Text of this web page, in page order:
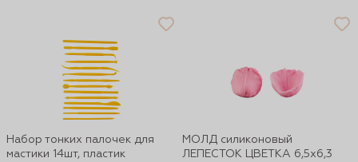
Набор тонких палочек для
мастики 14шт, пластик
МОЛД силиконовый
ЛЕПЕСТОК ЦВЕТКА 6,5х6,3